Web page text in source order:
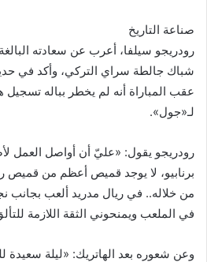
صناعة التاريخ
رودريجو سيلفا، أعرب عن سعادته
عقب المباراة أنه لم يخطر بباله تسجيل
لـ«جول».
رودريجو يقول: «عليّ أن أواصل العمل
برنابيو، لا يوجد قميص أعظم من قميص
من خلاله.. في ريال مدريد ألعب بجانب
في الملعب ويمنحوني الثقة اللازمة
وعن شعوره بعد الهاتريك: «ليلة سعيدة